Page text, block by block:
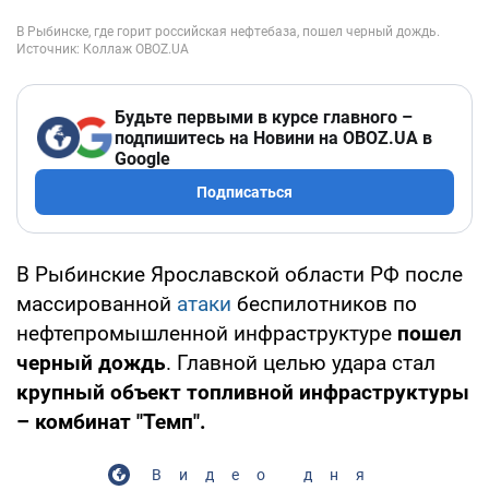
Будьте первыми в курсе главного –
подпишитесь на Новини на OBOZ.UA в
Google
Подписаться
В Рыбинские Ярославской области РФ после
массированной атаки беспилотников по
нефтепромышленной инфраструктуре пошел
черный дождь. Главной целью удара стал
крупный объект топливной инфраструктуры
– комбинат "Темп".
Видео дня